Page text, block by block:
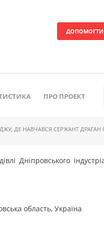
ДОПОМОГТИ
ПРО ПРОЕКТ
ДЕ НАВЧАВСЯ СЕРЖАНТ ДРАГАН
Дніпровського
область, Україна